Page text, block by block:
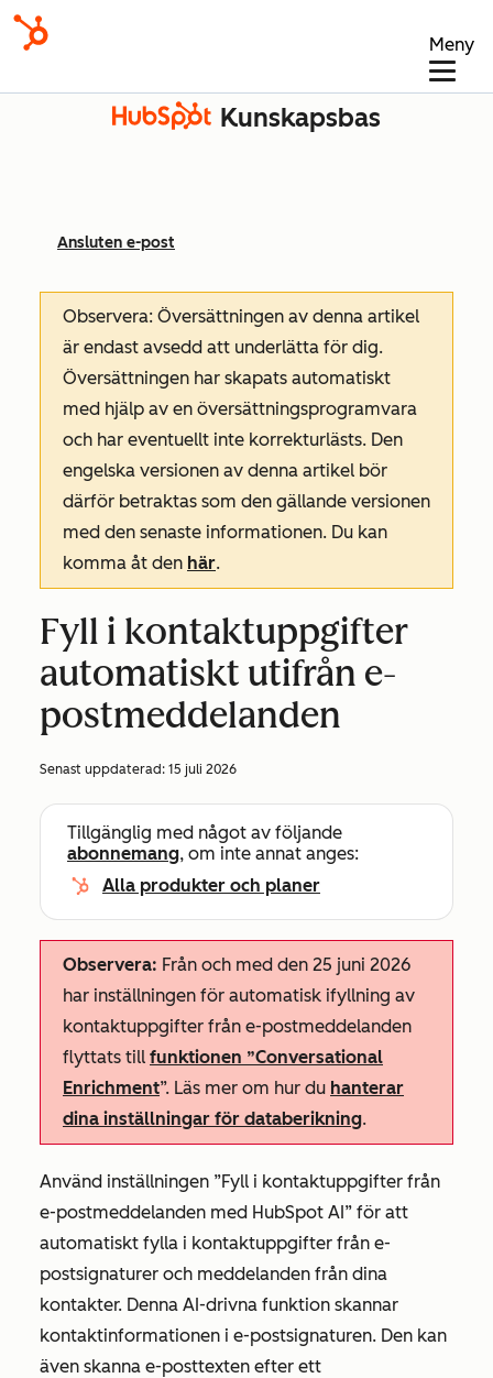
Meny
Kunskapsbas
Ansluten e-post
Observera: Översättningen av denna artikel
är endast avsedd att underlätta för dig.
Översättningen har skapats automatiskt
med hjälp av en översättningsprogramvara
och har eventuellt inte korrekturlästs. Den
engelska versionen av denna artikel bör
därför betraktas som den gällande versionen
med den senaste informationen. Du kan
komma åt den här.
Fyll i kontaktuppgifter
automatiskt utifrån e-
postmeddelanden
Senast uppdaterad: 15 juli 2026
Tillgänglig med något av följande
abonnemang, om inte annat anges:
Alla produkter och planer
Observera: Från och med den 25 juni 2026
har inställningen för automatisk ifyllning av
kontaktuppgifter från e-postmeddelanden
flyttats till funktionen ”Conversational
Enrichment”. Läs mer om hur du hanterar
dina inställningar för databerikning.
Använd inställningen ”Fyll i kontaktuppgifter från
e-postmeddelanden med HubSpot AI” för att
automatiskt fylla i kontaktuppgifter från e-
postsignaturer och meddelanden från dina
kontakter. Denna AI-drivna funktion skannar
kontaktinformationen i e-postsignaturen. Den kan
även skanna e-posttexten efter ett